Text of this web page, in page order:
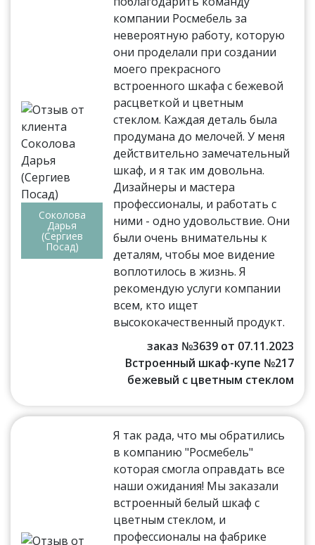
Соколова
Дарья
(Сергиев
Посад)
компании Росмебель за
невероятную работу, которую
они проделали при создании
моего прекрасного
встроенного шкафа с бежевой
расцветкой и цветным
стеклом. Каждая деталь была
продумана до мелочей. У меня
действительно замечательный
шкаф, и я так им довольна.
Дизайнеры и мастера
профессионалы, и работать с
ними - одно удовольствие. Они
были очень внимательны к
деталям, чтобы мое видение
воплотилось в жизнь. Я
рекомендую услуги компании
всем, кто ищет
высококачественный продукт.
заказ №3639 от 07.11.2023
Встроенный шкаф-купе №217
бежевый с цветным стеклом
Я так рада, что мы обратились
в компанию "Росмебель"
которая смогла оправдать все
наши ожидания! Мы заказали
встроенный белый шкаф с
цветным стеклом, и
профессионалы на фабрике